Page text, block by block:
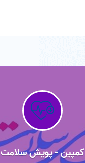
کمپین - پویش سلامت